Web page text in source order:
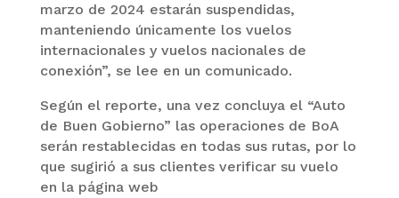
marzo de 2024 estarán suspendidas,
manteniendo únicamente los vuelos
internacionales y vuelos nacionales de
conexión”, se lee en un comunicado.
Según el reporte, una vez concluya el “Auto
de Buen Gobierno” las operaciones de BoA
serán restablecidas en todas sus rutas, por lo
que sugirió a sus clientes verificar su vuelo
en la página web